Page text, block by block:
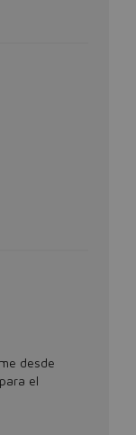
desde
el